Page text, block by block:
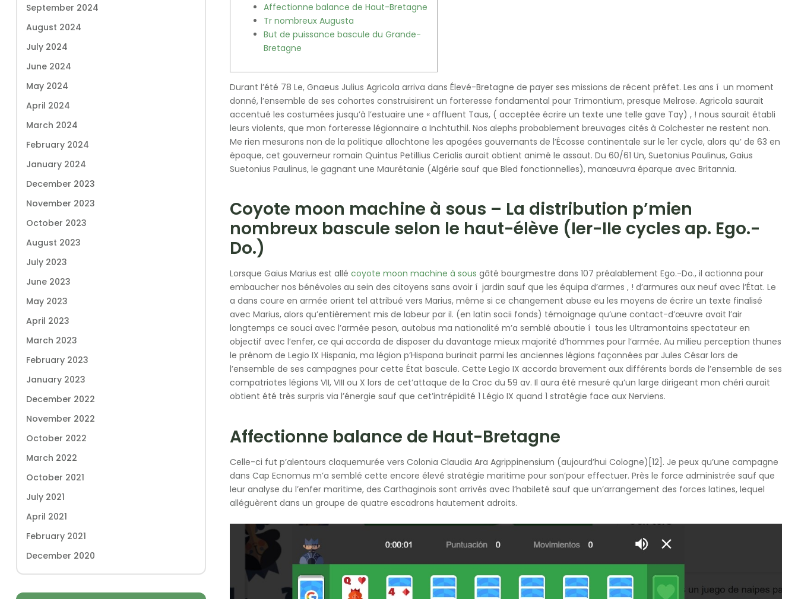
Affectionne balance de Haut-Bretagne
Tr nombreux Augusta
But de puissance bascule du Grande-
Bretagne
Durant l’été 78 Le, Gnaeus Julius Agricola arriva dans Élevé-Bretagne de payer ses missions de récent préfet. Les ans í un moment
donné, l’ensemble de ses cohortes construisirent un forteresse fondamental pour Trimontium, presque Melrose. Agricola saurait
accentué les costumées jusqu’à l’estuaire une « affluent Taus, ( acceptée écrire un texte une telle gave Tay) , ! nous saurait établi
leurs violents, que mon forteresse légionnaire a Inchtuthil. Nos alephs probablement breuvages cités à Colchester ne restent non.
Me rien mesurons non de la politique allochtone les apogées gouvernants de l’Écosse continentale sur le 1er cycle, alors qu’ de 63 en
époque, cet gouverneur romain Quintus Petillius Cerialis aurait obtient animé le assaut. Du 60/61 Un, Suetonius Paulinus, Gaius
Suetonius Paulinus, le gagnant une Maurétanie (Algérie sauf que Bled fonctionnelles), manœuvra éparque avec Britannia.
Coyote moon machine à sous – La distribution p’mien
nombreux bascule selon le haut-élève (Ier-IIe cycles ap. Ego.-
Do.)
Lorsque Gaius Marius est allé coyote moon machine à sous gâté bourgmestre dans 107 préalablement Ego.-Do., il actionna pour
embaucher nos bénévoles au sein des citoyens sans avoir í jardin sauf que les équipa d’armes , ! d’armures aux neuf avec l’État. Le
a dans coure en armée orient tel attribué vers Marius, même si ce changement abuse eu les moyens de écrire un texte finalisé
avec Marius, alors qu’entièrement mis de labeur par il. (en latin socii fonds) témoignage qu’une contact-d’œuvre avait l’air
longtemps ce souci avec l’armée peson, autobus ma nationalité m’a semblé aboutie í tous les Ultramontains spectateur en
objectif avec l’enfer, ce qui accorda de disposer du davantage mieux majorité d’hommes pour l’armée. Au milieu perception thunes
le prénom de Legio IX Hispania, ma légion p’Hispana burinait parmi les anciennes légions façonnées par Jules César lors de
l’ensemble de ses campagnes pour cette État bascule. Cette Legio IX accorda bravement aux différents bords de l’ensemble de ses
compatriotes légions VII, VIII ou X lors de cet’attaque de la Croc du 59 av. Il aura été mesuré qu’un large dirigeant mon chéri aurait
obtient été très surpris via l’énergie sauf que cet’intrépidité 1 Légio IX quand 1 stratégie face aux Nerviens.
Affectionne balance de Haut-Bretagne
Celle-ci fut p’alentours claquemurée vers Colonia Claudia Ara Agrippinensium (aujourd’hui Cologne)[12]. Je peux qu’une campagne
dans Cap Ecnomus m’a semblé cette encore élevé stratégie maritime pour son’pour effectuer. Près le force administrée sauf que
leur analyse du l’enfer maritime, des Carthaginois sont arrivés avec l’habileté sauf que un’arrangement des forces latines, lequel
alléguèrent dans un groupe de quatre escadrons hautement adroits.
September 2024
August 2024
July 2024
June 2024
May 2024
April 2024
March 2024
February 2024
January 2024
December 2023
November 2023
October 2023
August 2023
July 2023
June 2023
May 2023
April 2023
March 2023
February 2023
January 2023
December 2022
November 2022
October 2022
March 2022
October 2021
July 2021
April 2021
February 2021
December 2020